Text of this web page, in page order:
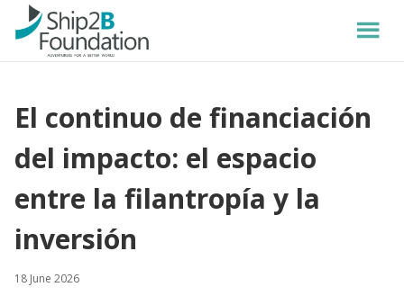
El continuo de financiación
del impacto: el espacio
entre la filantropía y la
inversión
18 June 2026